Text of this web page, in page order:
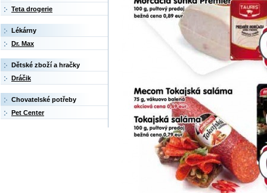
Teta drogerie
Lékárny
Dr. Max
Dětské zboží a hračky
Dráčik
Chovatelské potřeby
Pet Center